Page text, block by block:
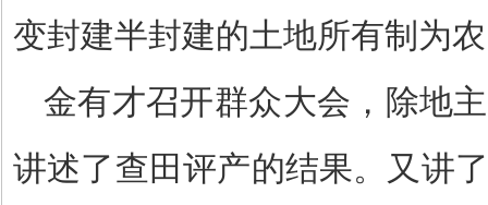
变封建半封建的土地所有制为
金有才召开群众大会，除地
讲述了查田评产的结果。又讲